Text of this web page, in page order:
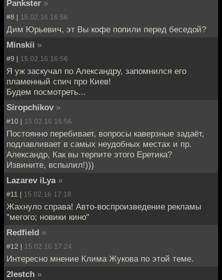
Pankster »
#8 | 15.02.16 16:56
Дим Юрьевич, эт Вы кофе попили перед беседой?
Minskii »
#9 | 15.02.16 16:56
Я уж заскучал по Александру, запомнился его
пламенный спич про Киев!
Будем посмотреть...
Siropchikov »
#10 | 15.02.16 16:56
Постоянно перебивает, вопросы каверзные задаёт,
подлавливает в самых неудобных местах и пр.
Александр, Как вы терпите этого Еретика?
Извините, вспылил!)))
Lazarev iLya »
#11 | 15.02.16 17:18
Жахнуло справа! Авто-воспроизведение рекламы
"мегого; новики кино"
Redfield »
#12 | 15.02.16 17:24
Интересно мнение Клима Жукова по этой теме.
2lestch »